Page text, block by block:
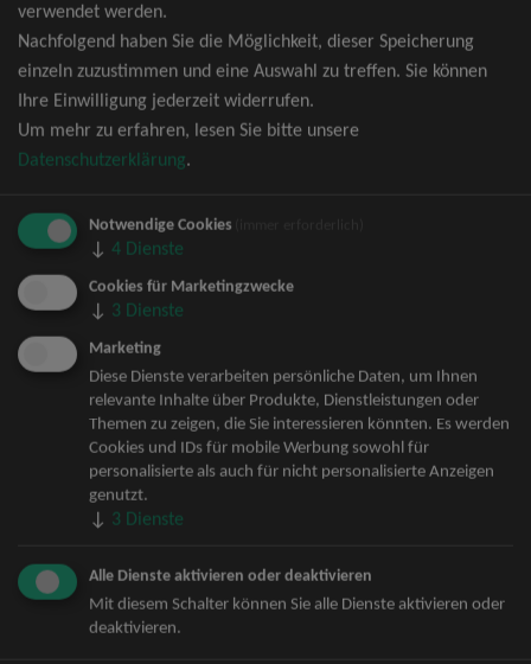
André Rieu Tickets
David Garrett Tickets
Andrea Berg Tickets
Backstreet Boys Tickets
Unheilig Tickets
Santiano Tickets
Bryan Adams Tickets
Andreas Gabalier Tickets
Die Fantastischen Vier Tickets
Herbert Grönemeyer Tickets
Deep Purple Tickets
Howard Carpendale Tickets
Jan Delay & Disko No.1 Tickets
Pur Tickets
Bob Dylan Tickets
Mark Forster Tickets
The Prodigy Tickets
Niedeckens BAP Tickets
Judas Priest Tickets
verwendet werden.
Nachfolgend haben Sie die Möglichkeit, dieser Speicherung
einzeln zuzustimmen und eine Auswahl zu treffen. Sie können
Ihre Einwilligung jederzeit widerrufen.
Um mehr zu erfahren, lesen Sie bitte unsere
Datenschutzerklärung.
Notwendige Cookies
↓ 4 Dienste
Cookies für Marketingzwecke
↓ 3 Dienste
Marketing
Diese Dienste verarbeiten persönliche Daten, um Ihnen
relevante Inhalte über Produkte, Dienstleistungen oder
Themen zu zeigen, die Sie interessieren könnten. Es werden
Cookies und IDs für mobile Werbung sowohl für
personalisierte als auch für nicht personalisierte Anzeigen
genutzt.
↓ 3 Dienste
Alle Dienste aktivieren oder deaktivieren
Mit diesem Schalter können Sie alle Dienste aktivieren oder
deaktivieren.